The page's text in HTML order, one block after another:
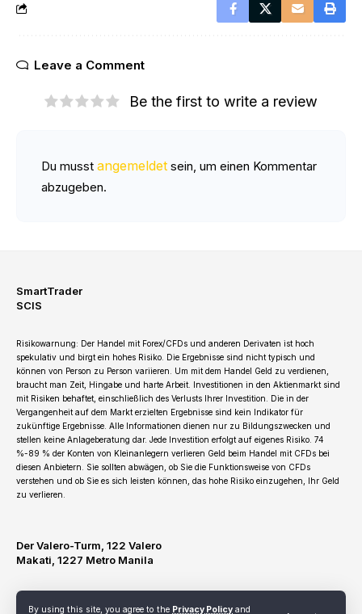
By using this site, you agree to the Privacy Policy and
Leave a Comment
Be the first to write a review
Du musst angemeldet sein, um einen Kommentar
abzugeben.
SmartTrader
SCIS
Risikowarnung: Der Handel mit Forex/CFDs und anderen Derivaten ist hoch
spekulativ und birgt ein hohes Risiko. Die Ergebnisse sind nicht typisch und
können von Person zu Person variieren. Um mit dem Handel Geld zu verdienen,
braucht man Zeit, Hingabe und harte Arbeit. Investitionen in den Aktienmarkt sind
mit Risiken behaftet, einschließlich des Verlusts Ihrer Investition. Die in der
Vergangenheit auf dem Markt erzielten Ergebnisse sind kein Indikator für
zukünftige Ergebnisse. Alle Informationen dienen nur zu Bildungszwecken und
stellen keine Anlageberatung dar. Jede Investition erfolgt auf eigenes Risiko. 74
%-89 % der Konten von Kleinanlegern verlieren Geld beim Handel mit CFDs bei
diesen Anbietern. Sie sollten abwägen, ob Sie die Funktionsweise von CFDs
verstehen und ob Sie es sich leisten können, das hohe Risiko einzugehen, Ihr Geld
zu verlieren.
Der Valero-Turm, 122 Valero
Makati, 1227 Metro Manila
Terms of Use Privacy Policy Refund and Cancellation Policy